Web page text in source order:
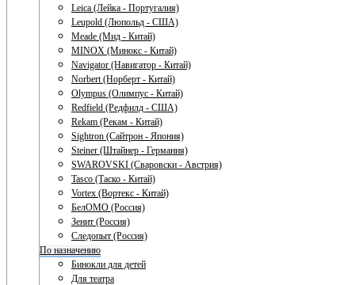
Leica (Лейка - Португалия)
Leupold (Люпольд - США)
Meade (Мид - Китай)
MINOX (Минокс - Китай)
Navigator (Навигатор - Китай)
Norbert (Норберт - Китай)
Olympus (Олимпус - Китай)
Redfield (Редфилд - США)
Rekam (Рекам - Китай)
Sightron (Сайтрон - Япония)
Steiner (Штайнер - Германия)
SWAROVSKI (Сваровски - Австрия)
Tasco (Таско - Китай)
Vortex (Вортекс - Китай)
БелОМО (Россия)
Зенит (Россия)
Следопыт (Россия)
По назначению
Бинокли для детей
Для театра